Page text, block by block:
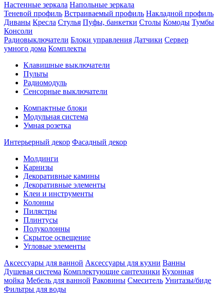
Настенные зеркала Напольные зеркала
Теневой профиль Встраиваемый профиль Накладной профиль
Диваны Кресла Стулья Пуфы, банкетки Столы Комоды Тумбы
Консоли
Радиовыключатели Блоки управления Датчики Сервер
умного дома Комплекты
Клавишные выключатели
Пульты
Радиомодуль
Сенсорные выключатели
Компактные блоки
Модульная система
Умная розетка
Интерьерный декор Фасадный декор
Молдинги
Карнизы
Декоративные камины
Декоративные элементы
Клеи и инструменты
Колонны
Пилястры
Плинтусы
Полуколонны
Скрытое освещение
Угловые элементы
Аксессуары для ванной Аксессуары для кухни Ванны
Душевая система Комплектующие сантехники Кухонная
мойка Мебель для ванной Раковины Смеситель Унитазы/биде
Фильтры для воды